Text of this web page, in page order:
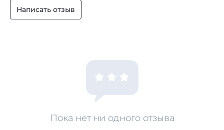
Написать отзыв
Пока нет ни одного отзыва